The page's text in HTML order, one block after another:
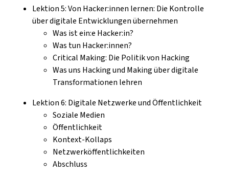
Lektion 5: Von Hacker:innen lernen: Die Kontrolle
über digitale Entwicklungen übernehmen
Was ist ein:e Hacker:in?
Was tun Hacker:innen?
Critical Making: Die Politik von Hacking
Was uns Hacking und Making über digitale
Transformationen lehren
Lektion 6: Digitale Netzwerke und Öffentlichkeit
Soziale Medien
Öffentlichkeit
Kontext-Kollaps
Netzwerköffentlichkeiten
Abschluss